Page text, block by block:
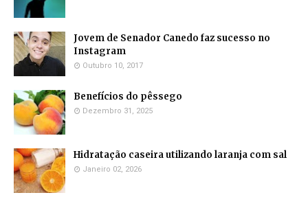
Jovem de Senador Canedo faz sucesso no
Instagram
Outubro 10, 2017
Benefícios do pêssego
Dezembro 31, 2025
Hidratação caseira utilizando laranja com sal
Janeiro 02, 2026